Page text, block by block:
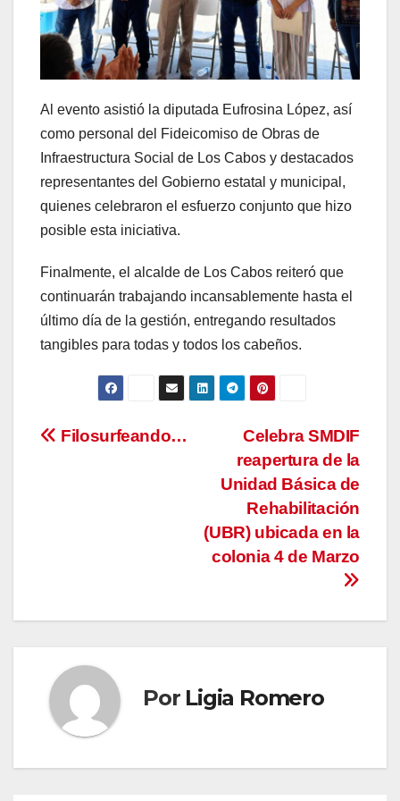
Al evento asistió la diputada Eufrosina López, así
como personal del Fideicomiso de Obras de
Infraestructura Social de Los Cabos y destacados
representantes del Gobierno estatal y municipal,
quienes celebraron el esfuerzo conjunto que hizo
posible esta iniciativa.
Finalmente, el alcalde de Los Cabos reiteró que
continuarán trabajando incansablemente hasta el
último día de la gestión, entregando resultados
tangibles para todas y todos los cabeños.
Navegación
Celebra SMDIF
reapertura de la
Unidad Básica de
Rehabilitación
(UBR) ubicada en la
colonia 4 de Marzo
Filosurfeando…
Por Ligia Romero